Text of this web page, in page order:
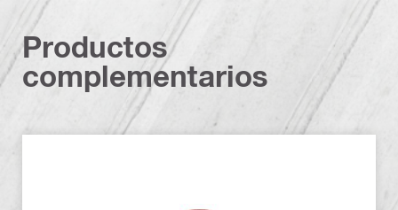
Productos
complementarios